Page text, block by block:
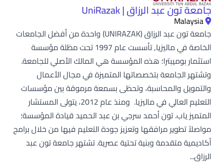
جامعة تون عبد الرزاق | UniRazak
Malaysia
جامعة تون عبد الرزاق (UNIRAZAK) واحدة من أفضل الجامعات
الخاصة في ماليزيا, تأسست عام 1997 تحت مظلة مؤسسة
استثمار بوميبترا؛ هذه المؤسسة هي المالك الأصلي للجامعة.
وتشتهر الجامعة بتخصصاتها المتميزة في مجال الأعمال
والتمويل والمحاسبة، وتحظى بسمعة مرموقة بين مؤسسات
التعليم العالي في ماليزيا. ومنذ عام 2012، يتولى المستشار
المتميز ياب. تون أحمد سرجي بن عبد الحميد قيادة المؤسسة؛
مواصلاً تطوير مرافقها وتعزيز جودة التعليم فيها من خلال برامج
أكاديمية متقدمة وبنية تحتية عصرية. تشتهر جامعة تون عبد
الرزاق...